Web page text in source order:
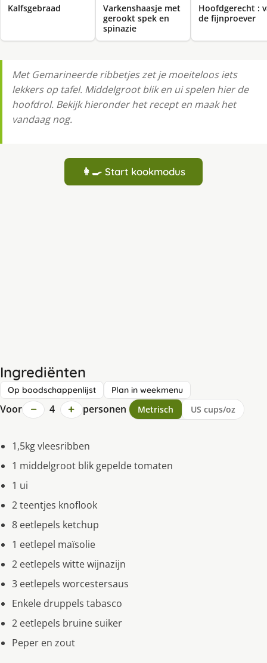
Kalfsgebraad
Varkenshaasje met
gerookt spek en
spinazie
Hoofdgerecht :
de fijnproever
Met Gemarineerde ribbetjes zet je moeiteloos iets
lekkers op tafel. Middelgroot blik en ui spelen hier de
hoofdrol. Bekijk hieronder het recept en maak het
vandaag nog.
👩‍🍳 Start kookmodus
Ingrediënten
Op boodschappenlijst Plan in weekmenu
Voor − 4 + personen Metrisch US cups/oz
1,5kg vleesribben
1 middelgroot blik gepelde tomaten
1 ui
2 teentjes knoflook
8 eetlepels ketchup
1 eetlepel maïsolie
2 eetlepels witte wijnazijn
3 eetlepels worcestersaus
Enkele druppels tabasco
2 eetlepels bruine suiker
Peper en zout